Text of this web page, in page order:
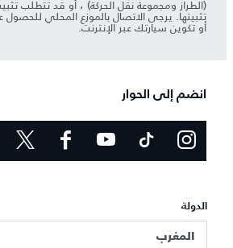
(الطراز ومجموعة نقل الحركة) ، أو قد تتطلب
تثبيتها. يرجى الاتصال بالموزع المحلي
أو تكوين سيارتك عبر الإنترنت.
انضم إلى الحوار
الدولة
المغرب